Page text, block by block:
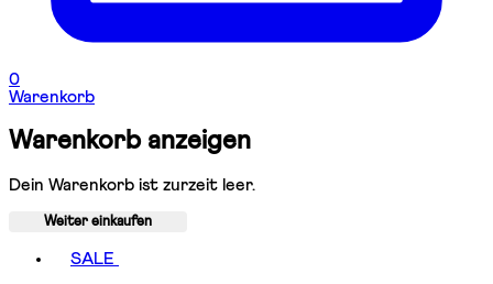
0
Warenkorb
Warenkorb anzeigen
Dein Warenkorb ist zurzeit leer.
Weiter einkaufen
SALE